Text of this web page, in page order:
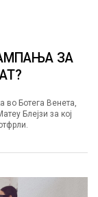
ЗА
во Ботега Венета,
Блејзи за кој